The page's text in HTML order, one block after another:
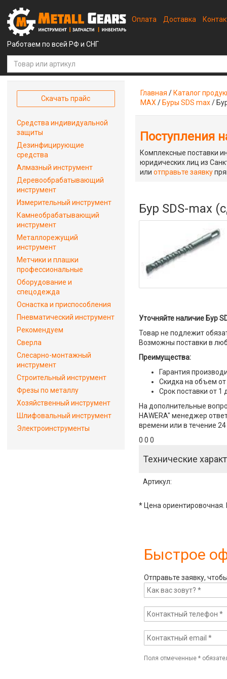
Работаем по всей РФ и СНГ
Оплата Доставка
Главная / Каталог
MAX / Буры SDS max/
Поступления
Комплексные поставки
юридических лиц из
илиотправьте заявку
Бур SDS-max
Уточняйте наличие Бур
Товар не подлежит
Возможны поставки в
Преимущества:
Гарантия
Скидка на объем от
Срок поставки от 1
На дополнительные
HAWERA" менеджер
времени или в течение
0 0 0
Технические
Артикул:
* Цена ориентировочная.
Быстрое
Отправьте заявку,
Поля отмеченные*
Скачать прайс
Средства индивидуальной
защиты
Дезинфицирующие
средства
Алмазный инструмент
Деревообрабатывающий
инструмент
Измерительный инструмент
Камнеобрабатывающий
инструмент
Металлорежущий
инструмент
Метчики и плашки
профессиональные
Оборудование и
спецодежда
Оснастка и приспособления
Пневматический инструмент
Рекомендуем
Сверла
Слесарно-монтажный
инструмент
Строительный инструмент
Фрезы по металлу
Хозяйственный инструмент
Шлифовальный инструмент
Электроинструменты